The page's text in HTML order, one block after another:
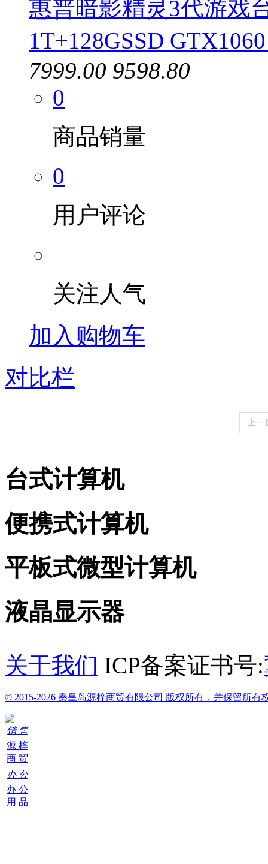
惠普暗影精灵3代游戏
1T+128GSSD
7999.00 9598.80
0
商品销量
0
用户评论
关注人气
加入购物车
对比栏
上一
台式计算机
便携式计算机
平板式微型计算机
液晶显示器
关于我们 ICP备案证书号:
© 2015-2026 秦皇岛源梓商贸有限公司 版权所有，并保留所有
销 售
源 梓
商 贸
办 公
办 公
用 品